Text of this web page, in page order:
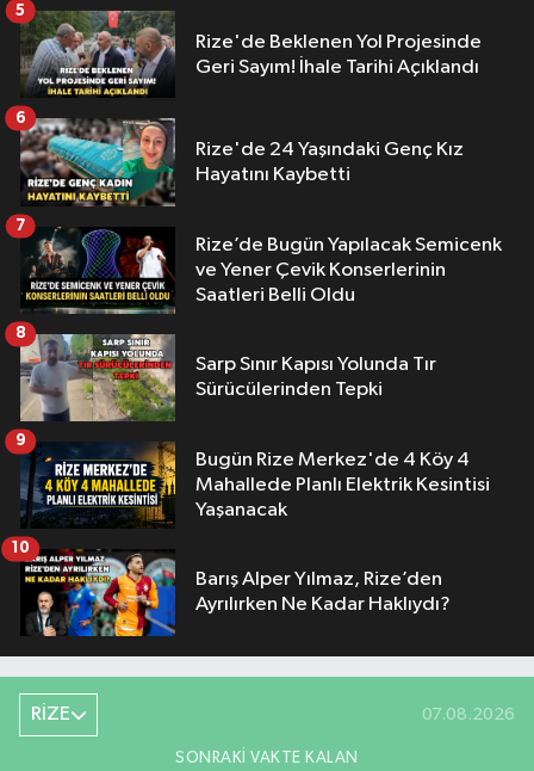
Rize'de Beklenen Yol Projesinde
Geri Sayım! İhale Tarihi Açıklandı
5
Rize'de 24 Yaşındaki Genç Kız
Hayatını Kaybetti
6
Rize’de Bugün Yapılacak Semicenk
ve Yener Çevik Konserlerinin
Saatleri Belli Oldu
7
Sarp Sınır Kapısı Yolunda Tır
Sürücülerinden Tepki
8
Bugün Rize Merkez'de 4 Köy 4
Mahallede Planlı Elektrik Kesintisi
Yaşanacak
9
Barış Alper Yılmaz, Rize’den
Ayrılırken Ne Kadar Haklıydı?
10
RİZE 07.08.2026
SONRAKI VAKTE KALAN